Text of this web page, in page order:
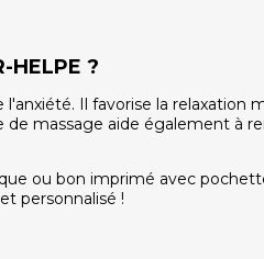
?
Il favorise la relaxation
massage aide également à
ou bon imprimé avec
personnalisé !